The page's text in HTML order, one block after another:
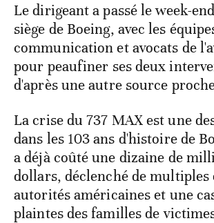
Le dirigeant a passé le week-
siège de Boeing, avec les
communication et avocats de
pour peaufiner ses deux
d'après une autre source
La crise du 737 MAX est une
dans les 103 ans d'histoire de
a déjà coûté une dizaine de
dollars, déclenché de multiples
autorités américaines et une
plaintes des familles de